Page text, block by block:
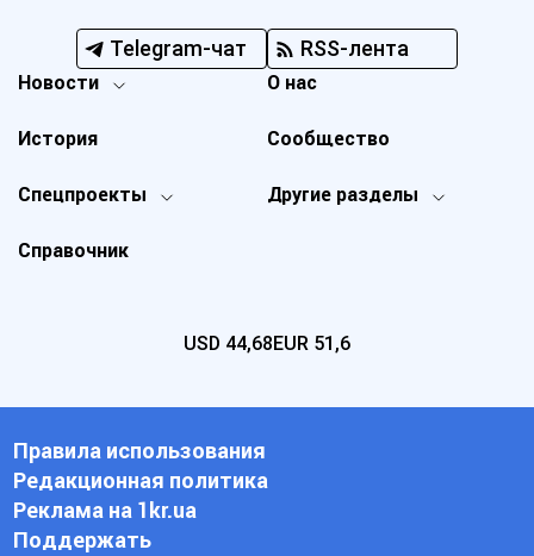
Telegram-чат RSS-лента
Новости
Спецпроекты Другие разделы
История
О нас
Справочник
Сообщество
USD 44,68EUR 51,6
Правила использования
Редакционная политика
Реклама на 1kr.ua
Поддержать